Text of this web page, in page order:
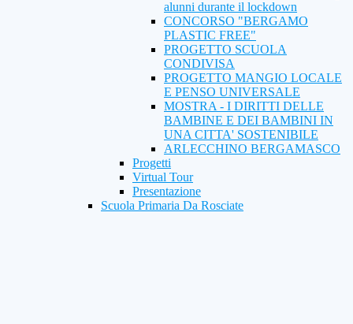
alunni durante il lockdown
CONCORSO "BERGAMO
PLASTIC FREE"
PROGETTO SCUOLA
CONDIVISA
PROGETTO MANGIO LOCALE
E PENSO UNIVERSALE
MOSTRA - I DIRITTI DELLE
BAMBINE E DEI BAMBINI IN
UNA CITTA' SOSTENIBILE
ARLECCHINO BERGAMASCO
Progetti
Virtual Tour
Presentazione
Scuola Primaria Da Rosciate